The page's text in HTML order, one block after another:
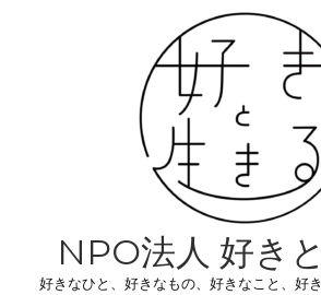
NPO法人 好き
好きなひと、好きなもの、好きなこと、好